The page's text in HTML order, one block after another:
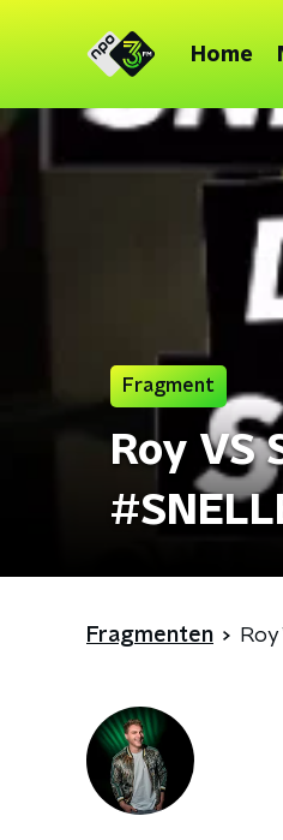
Home
Fragment
Roy VS
Fragmenten